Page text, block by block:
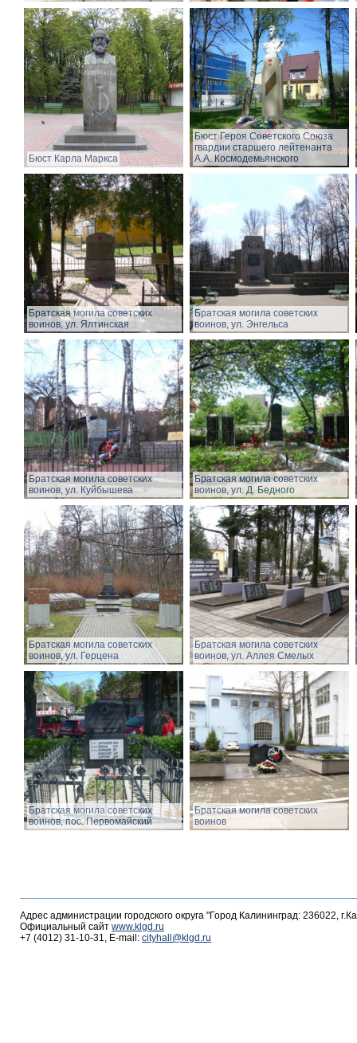
Бюст Карла Маркса
Бюст Героя Советского Союза
гвардии старшего лейтенанта
А.А. Космодемьянского
Братская могила советских
воинов, ул. Ялтинская
Братская могила советских
воинов, ул. Энгельса
Братская могила советских
воинов, ул. Куйбышева
Братская могила советских
воинов, ул. Д. Бедного
Братская могила советских
воинов, ул. Герцена
Братская могила советских
воинов, ул. Аллея Смелых
Братская могила советских
воинов, пос. Первомайский
Братская могила советских
воинов
Адрес администрации городского округа "Город Калининград: 236022,
Официальный сайт www.klgd.ru
+7 (4012) 31-10-31, E-mail: cityhall@klgd.ru